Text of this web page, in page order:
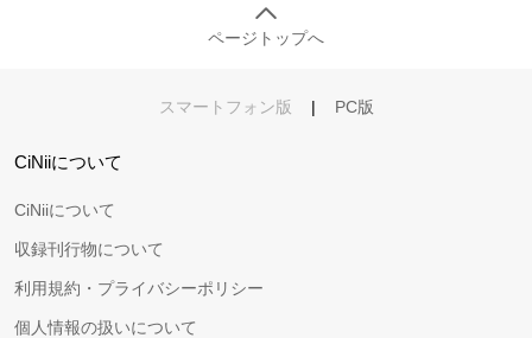
ページトップへ
スマートフォン版 | PC版
CiNiiについて
CiNiiについて
収録刊行物について
利用規約・プライバシーポリシー
個人情報の扱いについて